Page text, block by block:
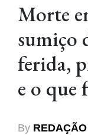
Morte
sumiço
ferida,
e o que
By REDAÇÃO